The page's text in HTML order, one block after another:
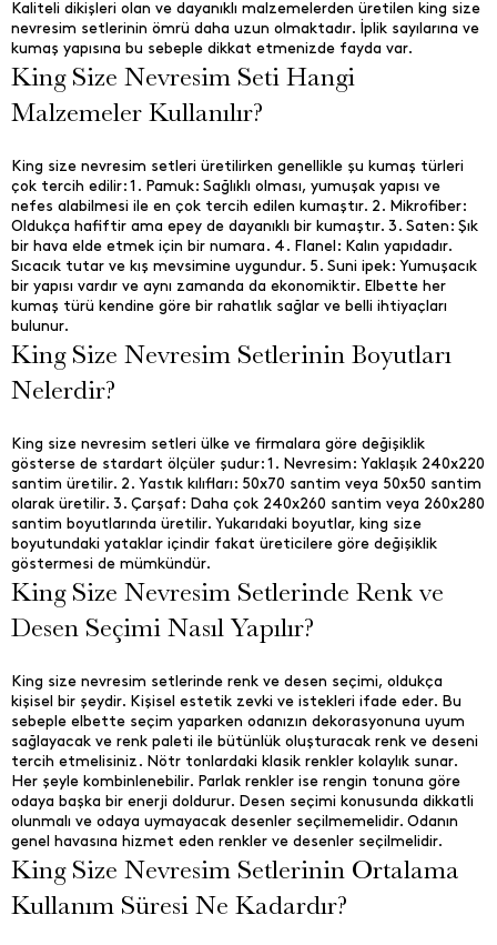
Kaliteli dikişleri olan ve dayanıklı malzemelerden üretilen king size
nevresim setlerinin ömrü daha uzun olmaktadır. İplik sayılarına ve
kumaş yapısına bu sebeple dikkat etmenizde fayda var.
King Size Nevresim Seti Hangi
Malzemeler Kullanılır?
King size nevresim setleri üretilirken genellikle şu kumaş türleri
çok tercih edilir: 1. Pamuk: Sağlıklı olması, yumuşak yapısı ve
nefes alabilmesi ile en çok tercih edilen kumaştır. 2. Mikrofiber:
Oldukça hafiftir ama epey de dayanıklı bir kumaştır. 3. Saten: Şık
bir hava elde etmek için bir numara. 4. Flanel: Kalın yapıdadır.
Sıcacık tutar ve kış mevsimine uygundur. 5. Suni ipek: Yumuşacık
bir yapısı vardır ve aynı zamanda da ekonomiktir. Elbette her
kumaş türü kendine göre bir rahatlık sağlar ve belli ihtiyaçları
bulunur.
King Size Nevresim Setlerinin Boyutları
Nelerdir?
King size nevresim setleri ülke ve firmalara göre değişiklik
gösterse de stardart ölçüler şudur: 1. Nevresim: Yaklaşık 240x220
santim üretilir. 2. Yastık kılıfları: 50x70 santim veya 50x50 santim
olarak üretilir. 3. Çarşaf: Daha çok 240x260 santim veya 260x280
santim boyutlarında üretilir. Yukarıdaki boyutlar, king size
boyutundaki yataklar içindir fakat üreticilere göre değişiklik
göstermesi de mümkündür.
King Size Nevresim Setlerinde Renk ve
Desen Seçimi Nasıl Yapılır?
King size nevresim setlerinde renk ve desen seçimi, oldukça
kişisel bir şeydir. Kişisel estetik zevki ve istekleri ifade eder. Bu
sebeple elbette seçim yaparken odanızın dekorasyonuna uyum
sağlayacak ve renk paleti ile bütünlük oluşturacak renk ve deseni
tercih etmelisiniz. Nötr tonlardaki klasik renkler kolaylık sunar.
Her şeyle kombinlenebilir. Parlak renkler ise rengin tonuna göre
odaya başka bir enerji doldurur. Desen seçimi konusunda dikkatli
olunmalı ve odaya uymayacak desenler seçilmemelidir. Odanın
genel havasına hizmet eden renkler ve desenler seçilmelidir.
King Size Nevresim Setlerinin Ortalama
Kullanım Süresi Ne Kadardır?